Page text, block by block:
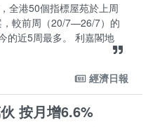
全港50個指標屋苑於上周
，較前周（20/7—26/7）的
的近5周最多。 利嘉閣地
經濟日報
按月增6.6%